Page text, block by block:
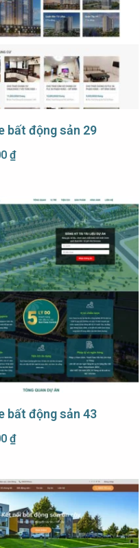
bất động sản 29
₫
bất động sản 43
₫